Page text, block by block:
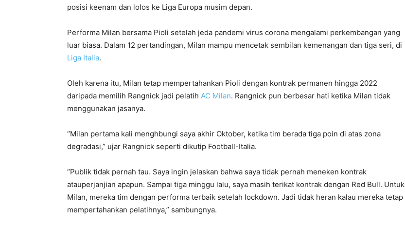
posisi keenam dan lolos ke Liga Europa musim depan.
Performa Milan bersama Pioli setelah jeda pandemi virus corona mengalami perkembangan yang
luar biasa. Dalam 12 pertandingan, Milan mampu mencetak sembilan kemenangan dan tiga seri, di
Liga Italia.
Oleh karena itu, Milan tetap mempertahankan Pioli dengan kontrak permanen hingga 2022
daripada memilih Rangnick jadi pelatih AC Milan. Rangnick pun berbesar hati ketika Milan tidak
menggunakan jasanya.
“Milan pertama kali menghbungi saya akhir Oktober, ketika tim berada tiga poin di atas zona
degradasi,” ujar Rangnick seperti dikutip Football-Italia.
“Publik tidak pernah tau. Saya ingin jelaskan bahwa saya tidak pernah meneken kontrak
atauperjanjian apapun. Sampai tiga minggu lalu, saya masih terikat kontrak dengan Red Bull. Untuk
Milan, mereka tim dengan performa terbaik setelah lockdown. Jadi tidak heran kalau mereka tetap
mempertahankan pelatihnya,” sambungnya.